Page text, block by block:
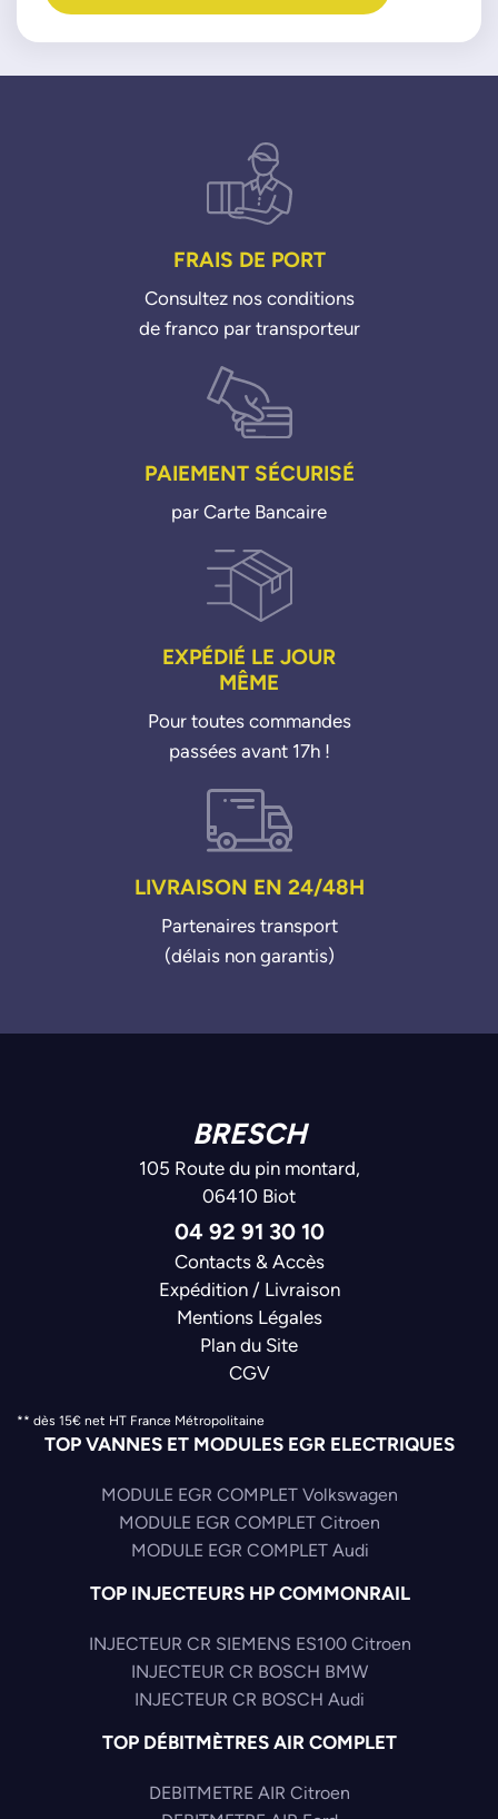
FRAIS DE PORT
Consultez nos conditions
de franco par transporteur
PAIEMENT SÉCURISÉ
par Carte Bancaire
EXPÉDIÉ LE JOUR
MÊME
Pour toutes commandes
passées avant 17h !
LIVRAISON EN 24/48H
Partenaires transport
(délais non garantis)
BRESCH
105 Route du pin montard,
06410 Biot
04 92 91 30 10
Contacts & Accès
Expédition / Livraison
Mentions Légales
Plan du Site
CGV
** dès 15€ net HT France Métropolitaine
TOP VANNES ET MODULES EGR ELECTRIQUES
MODULE EGR COMPLET Volkswagen
MODULE EGR COMPLET Citroen
MODULE EGR COMPLET Audi
TOP INJECTEURS HP COMMONRAIL
INJECTEUR CR SIEMENS ES100 Citroen
INJECTEUR CR BOSCH BMW
INJECTEUR CR BOSCH Audi
TOP DÉBITMÈTRES AIR COMPLET
DEBITMETRE AIR Citroen